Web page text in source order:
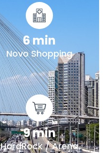
6 min
Novo Shopping
9 min
HardRock / Arena